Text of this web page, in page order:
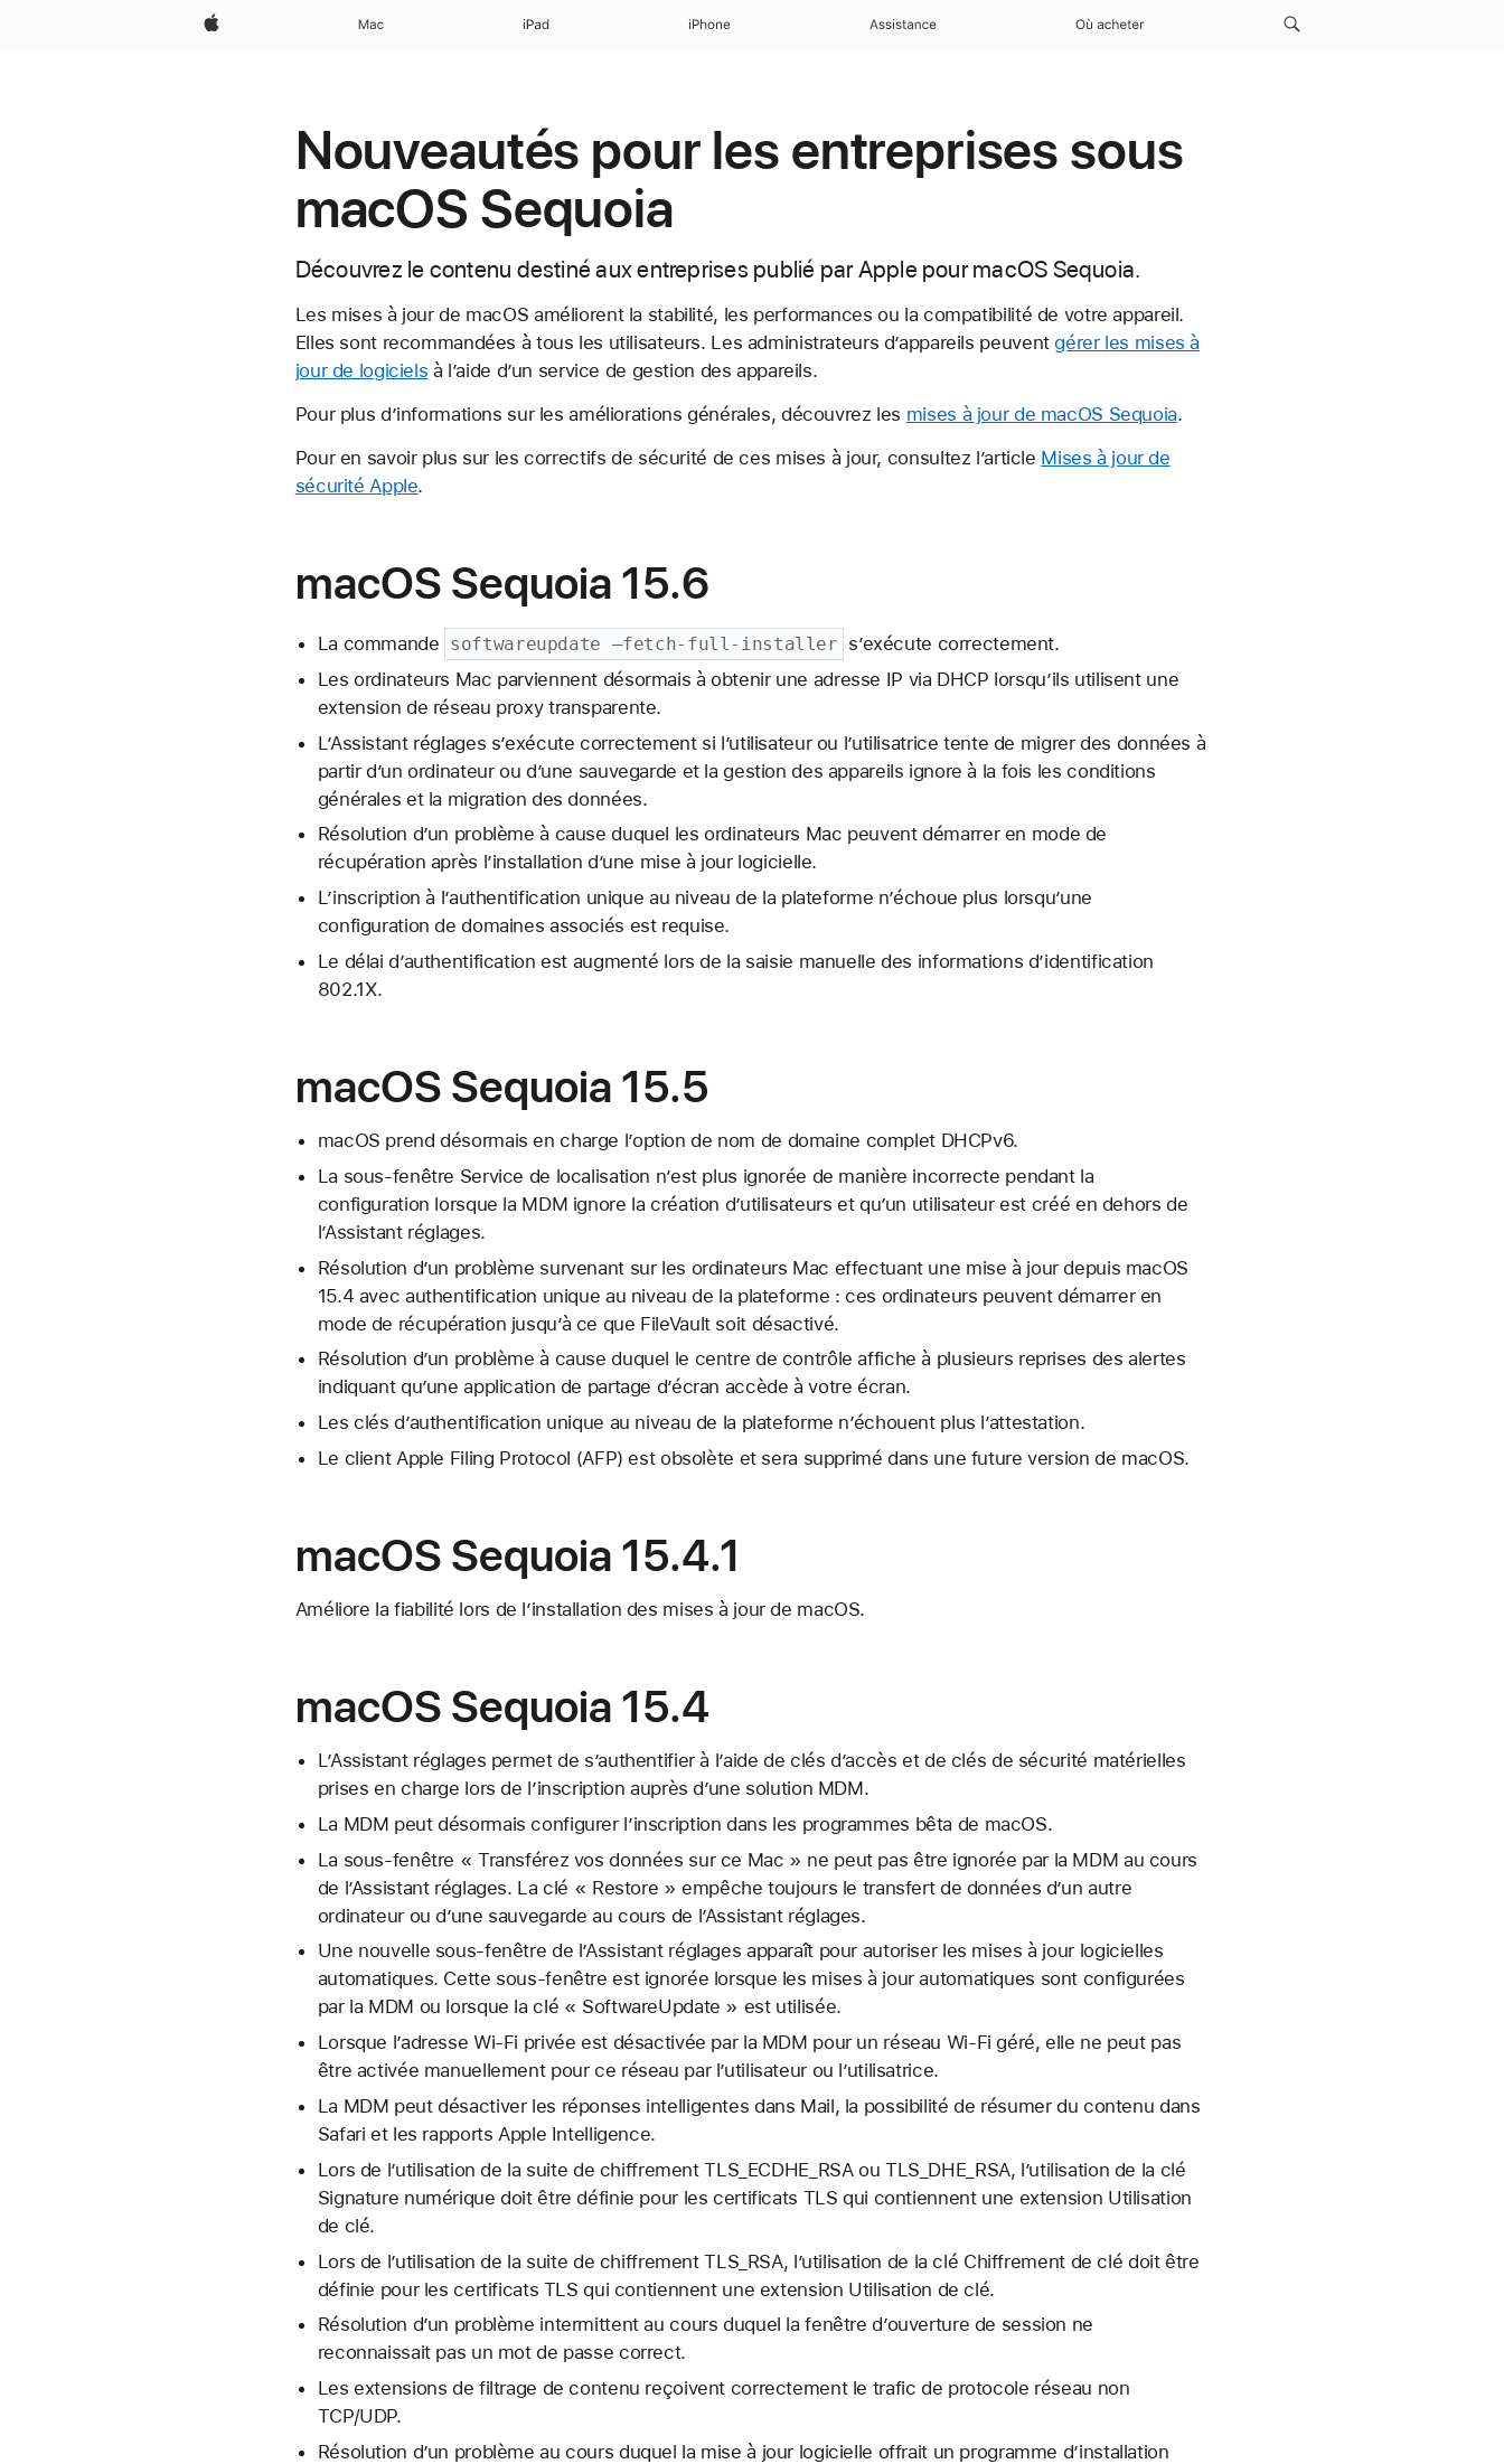
Apple Mac iPad iPhone Assistance Où acheter
Nouveautés pour les entreprises sous
macOS Sequoia
Découvrez le contenu destiné aux entreprises publié par Apple pour macOS Sequoia.
Les mises à jour de macOS améliorent la stabilité, les performances ou la compatibilité de votre appareil.
Elles sont recommandées à tous les utilisateurs. Les administrateurs d’appareils peuventgérer les mises à
jour de logiciels à l’aide d’un service de gestion des appareils.
Pour plus d’informations sur les améliorations générales, découvrez les mises à jour de macOS Sequoia.
Pour en savoir plus sur les correctifs de sécurité de ces mises à jour, consultez l’article Mises à jour de
sécurité Apple.
macOS Sequoia 15.6
La commande softwareupdate —fetch-full-installer s’exécute correctement.
Les ordinateurs Mac parviennent désormais à obtenir une adresse IP via DHCP lorsqu’ils utilisent une
extension de réseau proxy transparente.
L’Assistant réglages s’exécute correctement si l’utilisateur ou l’utilisatrice tente de migrer des données à
partir d’un ordinateur ou d’une sauvegarde et la gestion des appareils ignore à la fois les conditions
générales et la migration des données.
Résolution d’un problème à cause duquel les ordinateurs Mac peuvent démarrer en mode de
récupération après l’installation d’une mise à jour logicielle.
L’inscription à l’authentification unique au niveau de la plateforme n’échoue plus lorsqu’une
configuration de domaines associés est requise.
Le délai d’authentification est augmenté lors de la saisie manuelle des informations d’identification
802.1X.
macOS Sequoia 15.5
macOS prend désormais en charge l’option de nom de domaine complet DHCPv6.
La sous-fenêtre Service de localisation n’est plus ignorée de manière incorrecte pendant la
configuration lorsque la MDM ignore la création d’utilisateurs et qu’un utilisateur est créé en dehors de
l’Assistant réglages.
Résolution d’un problème survenant sur les ordinateurs Mac effectuant une mise à jour depuis macOS
15.4 avec authentification unique au niveau de la plateforme : ces ordinateurs peuvent démarrer en
mode de récupération jusqu’à ce que FileVault soit désactivé.
Résolution d’un problème à cause duquel le centre de contrôle affiche à plusieurs reprises des alertes
indiquant qu’une application de partage d’écran accède à votre écran.
Les clés d’authentification unique au niveau de la plateforme n’échouent plus l’attestation.
Le client Apple Filing Protocol (AFP) est obsolète et sera supprimé dans une future version de macOS.
macOS Sequoia 15.4.1
Améliore la fiabilité lors de l’installation des mises à jour de macOS.
macOS Sequoia 15.4
L’Assistant réglages permet de s’authentifier à l’aide de clés d’accès et de clés de sécurité matérielles
prises en charge lors de l’inscription auprès d’une solution MDM.
La MDM peut désormais configurer l’inscription dans les programmes bêta de macOS.
La sous-fenêtre « Transférez vos données sur ce Mac » ne peut pas être ignorée par la MDM au cours
de l’Assistant réglages. La clé « Restore » empêche toujours le transfert de données d’un autre
ordinateur ou d’une sauvegarde au cours de l’Assistant réglages.
Une nouvelle sous-fenêtre de l’Assistant réglages apparaît pour autoriser les mises à jour logicielles
automatiques. Cette sous-fenêtre est ignorée lorsque les mises à jour automatiques sont configurées
par la MDM ou lorsque la clé « SoftwareUpdate » est utilisée.
Lorsque l’adresse Wi-Fi privée est désactivée par la MDM pour un réseau Wi-Fi géré, elle ne peut pas
être activée manuellement pour ce réseau par l’utilisateur ou l’utilisatrice.
La MDM peut désactiver les réponses intelligentes dans Mail, la possibilité de résumer du contenu dans
Safari et les rapports Apple Intelligence.
Lors de l’utilisation de la suite de chiffrement TLS_ECDHE_RSA ou TLS_DHE_RSA, l’utilisation de la clé
Signature numérique doit être définie pour les certificats TLS qui contiennent une extension Utilisation
de clé.
Lors de l’utilisation de la suite de chiffrement TLS_RSA, l’utilisation de la clé Chiffrement de clé doit être
définie pour les certificats TLS qui contiennent une extension Utilisation de clé.
Résolution d’un problème intermittent au cours duquel la fenêtre d’ouverture de session ne
reconnaissait pas un mot de passe correct.
Les extensions de filtrage de contenu reçoivent correctement le trafic de protocole réseau non
TCP/UDP.
Résolution d’un problème au cours duquel la mise à jour logicielle offrait un programme d’installation